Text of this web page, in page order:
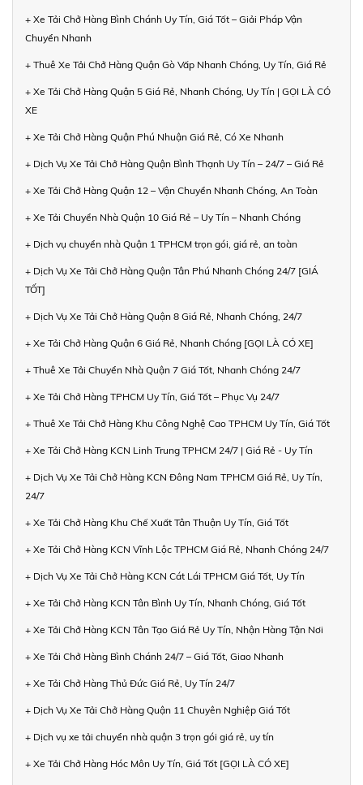
+ Xe Tải Chở Hàng Bình Chánh Uy Tín, Giá Tốt – Giải Pháp Vận
Chuyển Nhanh
+ Thuê Xe Tải Chở Hàng Quận Gò Vấp Nhanh Chóng, Uy Tín, Giá Rẻ
+ Xe Tải Chở Hàng Quận 5 Giá Rẻ, Nhanh Chóng, Uy Tín | GỌI LÀ CÓ
XE
+ Xe Tải Chở Hàng Quận Phú Nhuận Giá Rẻ, Có Xe Nhanh
+ Dịch Vụ Xe Tải Chở Hàng Quận Bình Thạnh Uy Tín – 24/7 – Giá Rẻ
+ Xe Tải Chở Hàng Quận 12 – Vận Chuyển Nhanh Chóng, An Toàn
+ Xe Tải Chuyển Nhà Quận 10 Giá Rẻ – Uy Tín – Nhanh Chóng
+ Dịch vụ chuyển nhà Quận 1 TPHCM trọn gói, giá rẻ, an toàn
+ Dịch Vụ Xe Tải Chở Hàng Quận Tân Phú Nhanh Chóng 24/7 [GIÁ
TỐT]
+ Dịch Vụ Xe Tải Chở Hàng Quận 8 Giá Rẻ, Nhanh Chóng, 24/7
+ Xe Tải Chở Hàng Quận 6 Giá Rẻ, Nhanh Chóng [GỌI LÀ CÓ XE]
+ Thuê Xe Tải Chuyển Nhà Quận 7 Giá Tốt, Nhanh Chóng 24/7
+ Xe Tải Chở Hàng TPHCM Uy Tín, Giá Tốt – Phục Vụ 24/7
+ Thuê Xe Tải Chở Hàng Khu Công Nghệ Cao TPHCM Uy Tín, Giá Tốt
+ Xe Tải Chở Hàng KCN Linh Trung TPHCM 24/7 | Giá Rẻ - Uy Tín
+ Dịch Vụ Xe Tải Chở Hàng KCN Đông Nam TPHCM Giá Rẻ, Uy Tín,
24/7
+ Xe Tải Chở Hàng Khu Chế Xuất Tân Thuận Uy Tín, Giá Tốt
+ Xe Tải Chở Hàng KCN Vĩnh Lộc TPHCM Giá Rẻ, Nhanh Chóng 24/7
+ Dịch Vụ Xe Tải Chở Hàng KCN Cát Lái TPHCM Giá Tốt, Uy Tín
+ Xe Tải Chở Hàng KCN Tân Bình Uy Tín, Nhanh Chóng, Giá Tốt
+ Xe Tải Chở Hàng KCN Tân Tạo Giá Rẻ Uy Tín, Nhận Hàng Tận Nơi
+ Xe Tải Chở Hàng Bình Chánh 24/7 – Giá Tốt, Giao Nhanh
+ Xe Tải Chở Hàng Thủ Đức Giá Rẻ, Uy Tín 24/7
+ Dịch Vụ Xe Tải Chở Hàng Quận 11 Chuyên Nghiệp Giá Tốt
+ Dịch vụ xe tải chuyển nhà quận 3 trọn gói giá rẻ, uy tín
+ Xe Tải Chở Hàng Hóc Môn Uy Tín, Giá Tốt [GỌI LÀ CÓ XE]